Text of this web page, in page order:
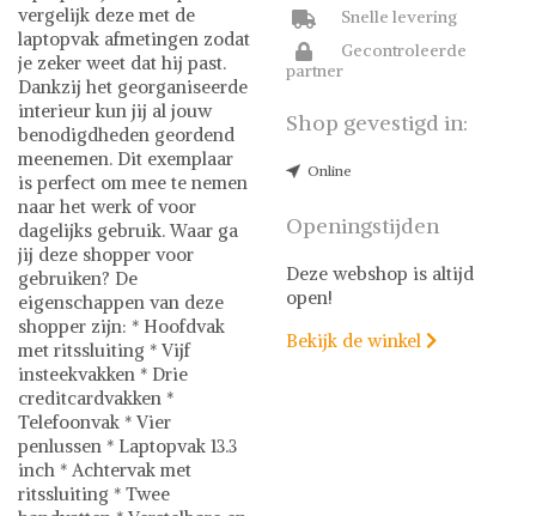
vergelijk deze met de
laptopvak afmetingen zodat
je zeker weet dat hij past.
Dankzij het georganiseerde
interieur kun jij al jouw
benodigdheden geordend
meenemen. Dit exemplaar
is perfect om mee te nemen
naar het werk of voor
dagelijks gebruik. Waar ga
jij deze shopper voor
gebruiken? De
eigenschappen van deze
shopper zijn: * Hoofdvak
met ritssluiting * Vijf
insteekvakken * Drie
creditcardvakken *
Telefoonvak * Vier
penlussen * Laptopvak 13.3
inch * Achtervak met
ritssluiting * Twee
Snelle levering
Gecontroleerde
partner
Shop gevestigd in:
Online
Openingstijden
Deze webshop is altijd
open!
Bekijk de winkel 